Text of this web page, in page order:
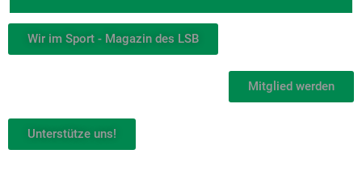
Wir im Sport - Magazin des LSB
Mitglied werden
Unterstütze uns!